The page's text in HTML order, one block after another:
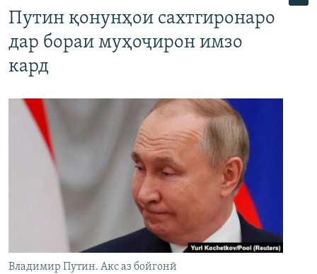
Путин қонунҳои сахтгиронаро
дар бораи муҳоҷирон имзо
кард
Владимир Путин. Акс аз бойгонӣ